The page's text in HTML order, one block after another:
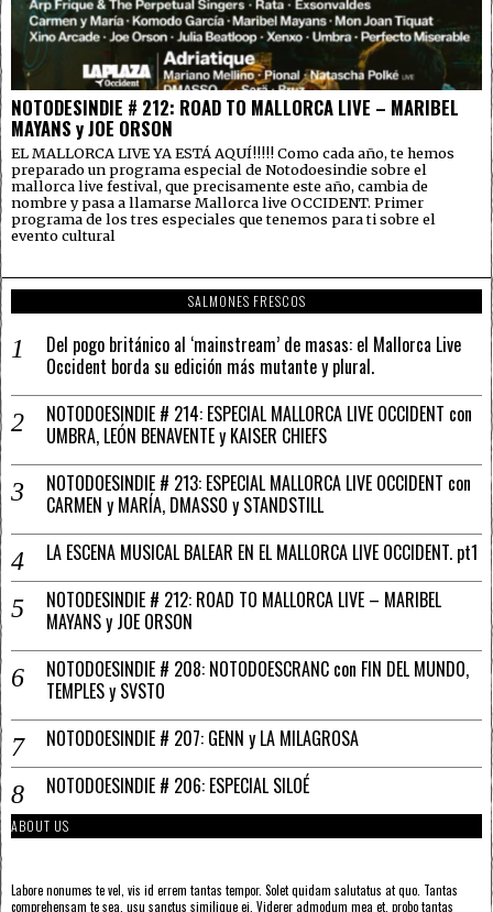
NOTODESINDIE # 212: ROAD TO MALLORCA LIVE – MARIBEL
MAYANS y JOE ORSON
EL MALLORCA LIVE YA ESTÁ AQUÍ!!!!! Como cada año, te hemos
preparado un programa especial de Notodoesindie sobre el
mallorca live festival, que precisamente este año, cambia de
nombre y pasa a llamarse Mallorca live OCCIDENT. Primer
programa de los tres especiales que tenemos para ti sobre el
evento cultural
SALMONES FRESCOS
Del pogo británico al ‘mainstream’ de masas: el Mallorca Live
Occident borda su edición más mutante y plural.
NOTODOESINDIE # 214: ESPECIAL MALLORCA LIVE OCCIDENT con
UMBRA, LEÓN BENAVENTE y KAISER CHIEFS
NOTODOESINDIE # 213: ESPECIAL MALLORCA LIVE OCCIDENT con
CARMEN y MARÍA, DMASSO y STANDSTILL
LA ESCENA MUSICAL BALEAR EN EL MALLORCA LIVE OCCIDENT. pt1
NOTODESINDIE # 212: ROAD TO MALLORCA LIVE – MARIBEL
MAYANS y JOE ORSON
NOTODOESINDIE # 208: NOTODOESCRANC con FIN DEL MUNDO,
TEMPLES y SVSTO
NOTODOESINDIE # 207: GENN y LA MILAGROSA
NOTODOESINDIE # 206: ESPECIAL SILOÉ
ABOUT US
Labore nonumes te vel, vis id errem tantas tempor. Solet quidam salutatus at quo. Tantas
comprehensam te sea, usu sanctus similique ei. Viderer admodum mea et, probo tantas